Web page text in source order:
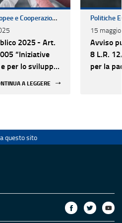
Politiche Europee e Cooperazione Internazionale
2025 - Art.
“Iniziative
per lo sviluppo
A LEGGERE
15
Avviso
8 L.R.
per la
questo sito